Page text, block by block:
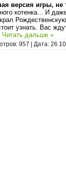
версия игры, не
котенка... И
узнать. Вас
Читать дальше »
957 | Дата: